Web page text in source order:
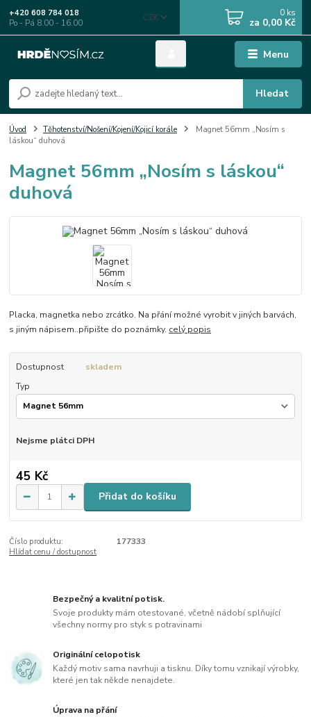
Menu
CZK
Hledat
+420 608 784 018
Po - Pá 8.00 - 16.00
0 ks
za 0,00 Kč
Úvod Těhotenství/Nošení/Kojení/Kojicí korále
Magnet 56mm „Nosím s
láskou“ duhová
Magnet 56mm „Nosím s láskou“
duhová
Placka, magnetka nebo zrcátko. Na přání možné vyrobit v jiných barvách,
s jiným nápisem..připište do poznámky. celý popis
Dostupnost
skladem
Typ
Nejsme plátci DPH
45 Kč
Přidat do košíku
Číslo produktu:
177333
Hlídat cenu / dostupnost
Bezpečný a kvalitní potisk.
Svoje produkty mám otestované, včetně nádobí splňující
všechny normy pro styk s potravinami
Originální celopotisk
Každý motiv sama navrhuji a tisknu. Díky tomu vznikají výrobky,
které jen tak někde nenajdete.
Úprava na přání